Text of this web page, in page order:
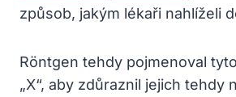
způsob, jakým lékaři nahlíželi
Röntgen tehdy pojmenoval
„X“, aby zdůraznil jejich tehdy